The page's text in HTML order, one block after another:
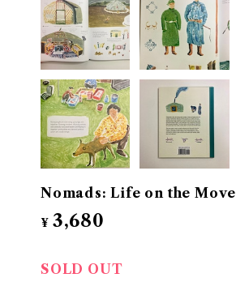
Nomads: Life on the Move
¥ 3,680
SOLD OUT